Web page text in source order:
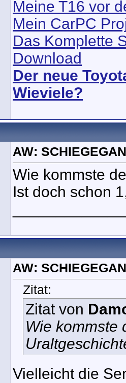
Meine T16 vor
Mein CarPC
Das Komplette
Download
Der neue
Wieviele?
AW:
Wie kommste
Ist doch schon
AW:
Zitat:
Zitat von
Wie kommste
Vielleicht die